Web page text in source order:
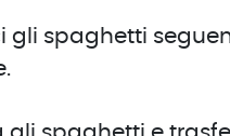
gli spaghetti